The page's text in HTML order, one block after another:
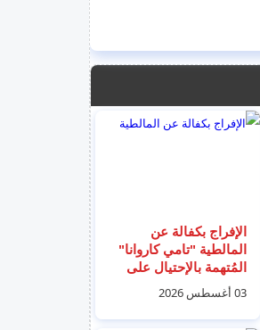
الإفراج بكفالة عن
المالطية "تامي كاروانا"
المُتهمة بالإحتيال على
200 شخص بمبلغ مليون
يورو
03 أغسطس 2026